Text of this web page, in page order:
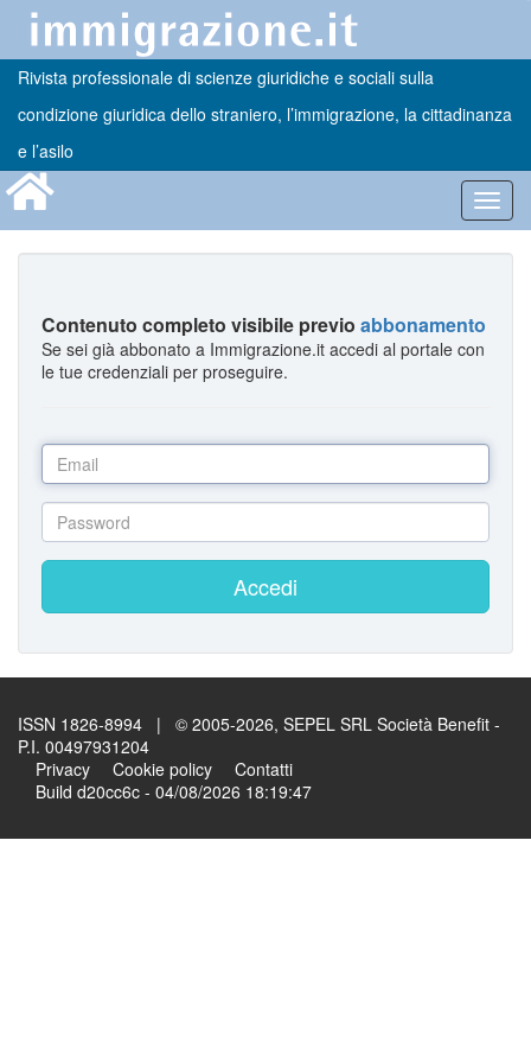
Rivista professionale di scienze giuridiche e sociali sulla
condizione giuridica dello straniero, l’immigrazione, la cittadinanza
e l’asilo
Contenuto completo visibile previo abbonamento
Se sei già abbonato a Immigrazione.it accedi al portale con
le tue credenziali per proseguire.
Accedi
ISSN 1826-8994 | © 2005-2026, SEPEL SRL Società Benefit -
P.I. 00497931204
Privacy
Cookie policy
Contatti
Build d20cc6c - 04/08/2026 18:19:47